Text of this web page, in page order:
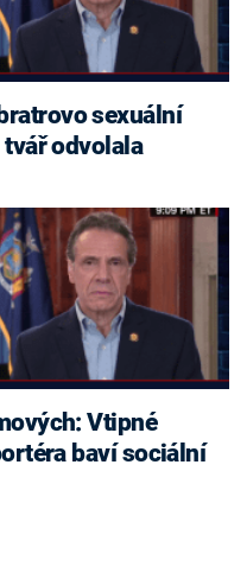
sexuální
odvolala
baví sociální